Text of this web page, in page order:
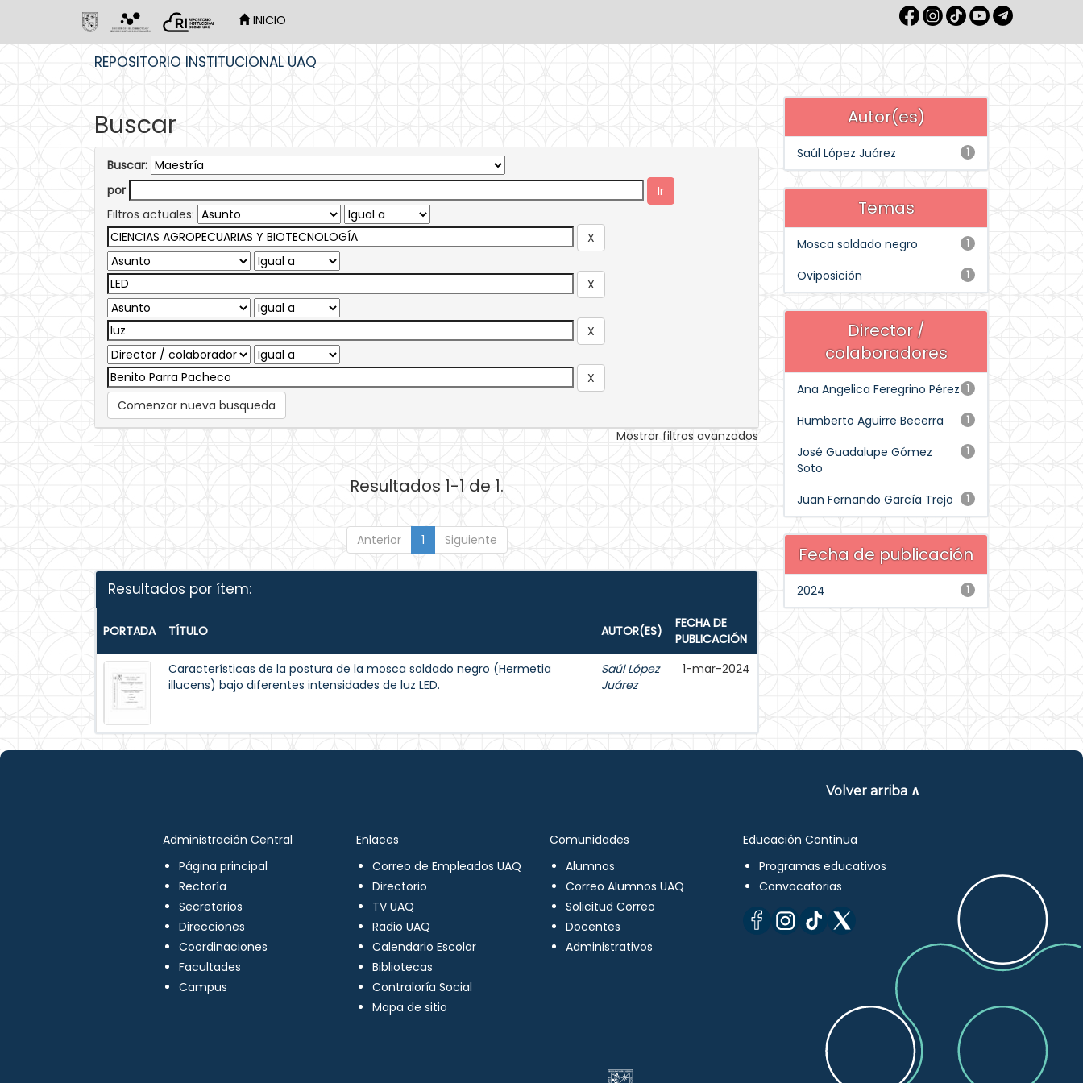
INICIO
REPOSITORIO INSTITUCIONAL UAQ
Buscar
Buscar:
por
Filtros actuales:
Comenzar nueva busqueda
Mostrar filtros avanzados
Resultados 1-1 de 1.
Anterior 1 Siguiente
Resultados por ítem:
PORTADA TÍTULO AUTOR(ES)
FECHA DE
PUBLICACIÓN
Características de la postura de la mosca soldado negro (Hermetia
illucens) bajo diferentes intensidades de luz LED.
Saúl López
Juárez
1-mar-2024
Autor(es)
1
Saúl López Juárez
Temas
1
Mosca soldado negro
1
Oviposición
Director /
colaboradores
1
Ana Angelica Feregrino Pérez
1
Humberto Aguirre Becerra
1
José Guadalupe Gómez
Soto
1
Juan Fernando García Trejo
Fecha de publicación
1
2024
Volver arriba ∧
Administración Central
Página principal
Rectoría
Secretarios
Direcciones
Coordinaciones
Facultades
Campus
Enlaces
Correo de Empleados UAQ
Directorio
TV UAQ
Radio UAQ
Calendario Escolar
Bibliotecas
Contraloría Social
Mapa de sitio
Comunidades
Alumnos
Correo Alumnos UAQ
Solicitud Correo
Docentes
Administrativos
Educación Continua
Programas educativos
Convocatorias